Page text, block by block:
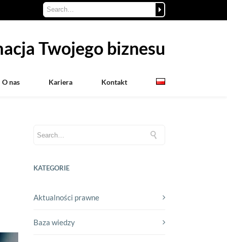
Twojego biznesu
O nas Kariera Kontakt
KATEGORIE
Aktualności prawne
Baza wiedzy